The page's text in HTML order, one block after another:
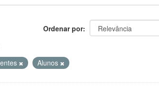
Ordenar por
Alunos